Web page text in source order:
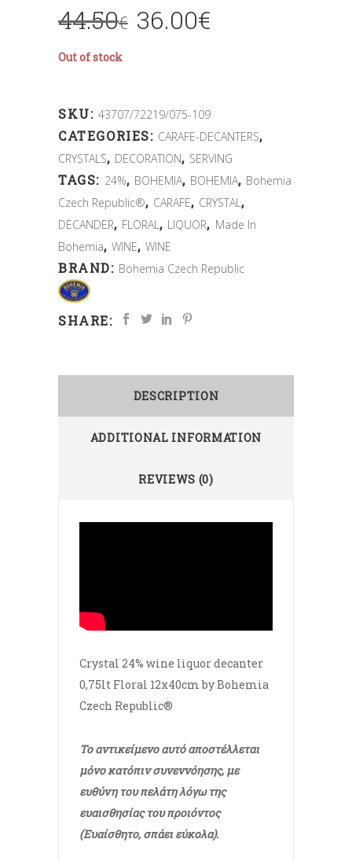
44.50€ 36.00€
Out of stock
SKU: 43707/72219/075-109
CATEGORIES: CARAFE-DECANTERS,
CRYSTALS, DECORATION, SERVING
TAGS: 24%, BOHEMIA, BOHEMIA, Bohemia
Czech Republic®, CARAFE, CRYSTAL,
DECANDER, FLORAL, LIQUOR, Made In
Bohemia,WINE,WINE
BRAND: Bohemia Czech Republic
SHARE:
DESCRIPTION
ADDITIONAL INFORMATION
REVIEWS (0)
Crystal 24% wine liquor decanter
0,75lt Floral 12x40cm by Bohemia
Czech Republic®
Το αντικείμενο αυτό αποστέλλεται
μόνο κατόπιν συνεννόησης, με
ευθύνη του πελάτη λόγω της
ευαισθησίας του προιόντος
(Ευαίσθητο, σπάει εύκολα).